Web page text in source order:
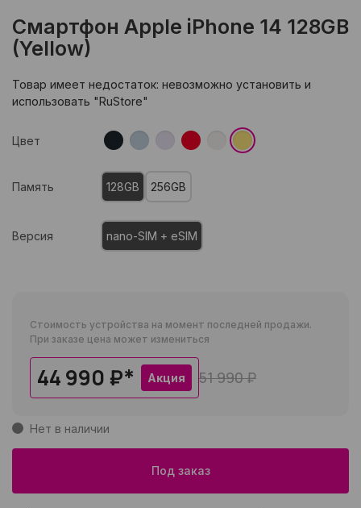
Смартфон Apple iPhone 14 128GB
(Yellow)
Товар имеет недостаток: невозможно установить и
использовать "RuStore"
Цвет
Память 128GB 256GB
Версия nano-SIM + eSIM
Стоимость устройства на момент последней продажи.
При заказе цена может измениться
44 990 ₽* Акция 51 990 ₽
Нет в наличии
Под заказ